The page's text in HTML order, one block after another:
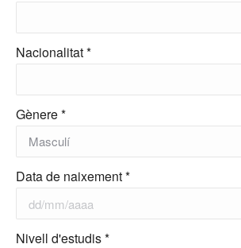
Nacionalitat *
Gènere *
Data de naixement *
Nivell d'estudis *